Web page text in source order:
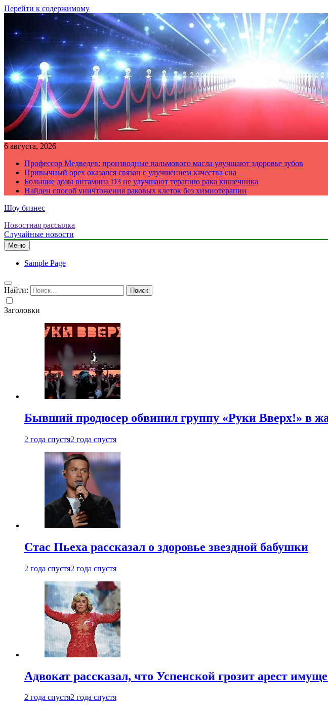
Перейти к содержимому
6 августа, 2026
Профессор Медведев: производные пальмового масла улучшают здоровье зубов
Привычный орех оказался связан с улучшением качества сна
Большие дозы витамина D3 не улучшают терапию рака кишечника
Найден способ уничтожения раковых клеток без химиотерапии
Шоу бизнес
Новостная рассылка
Случайные новости
Меню
Sample Page
Найти:
Заголовки
Бывший продюсер обвинил группу «Руки Вверх!» в
2 года спустя2 года спустя
Стас Пьеха рассказал о здоровье звездной бабушки
2 года спустя2 года спустя
Адвокат рассказал, что Успенской грозит арест
2 года спустя2 года спустя